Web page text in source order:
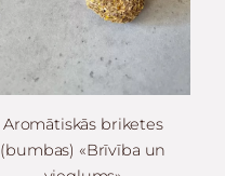
Aromātiskās briketes
(bumbas) «Brīvība un